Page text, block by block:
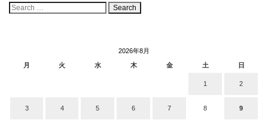
検
索:
2026年8月
月
火 水 木 金 土 日
1 2
3 4 5 6 7 8 9